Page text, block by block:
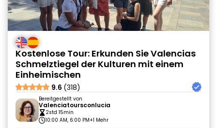
Kostenlose Tour: Erkunden Sie Valencias
Schmelztiegel der Kulturen mit einem
Einheimischen
9.6 (318)
Bereitgestellt von
Valenciatoursconlucia
2std 15min
10:00 AM, 6:00 PM+1 Mehr